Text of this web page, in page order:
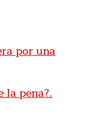
por una
la pena?.